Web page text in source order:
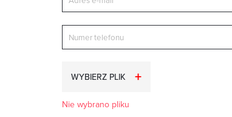
WYBIERZ PLIK
Nie wybrano pliku